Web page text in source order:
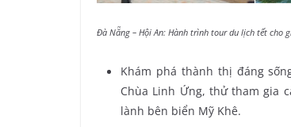
Đà Nẵng – Hội An: Hành trình tour du lịch tết cho
Khám phá thành thị đáng
Chùa Linh Ứng, thử tham gia
lành bên biển Mỹ Khê.